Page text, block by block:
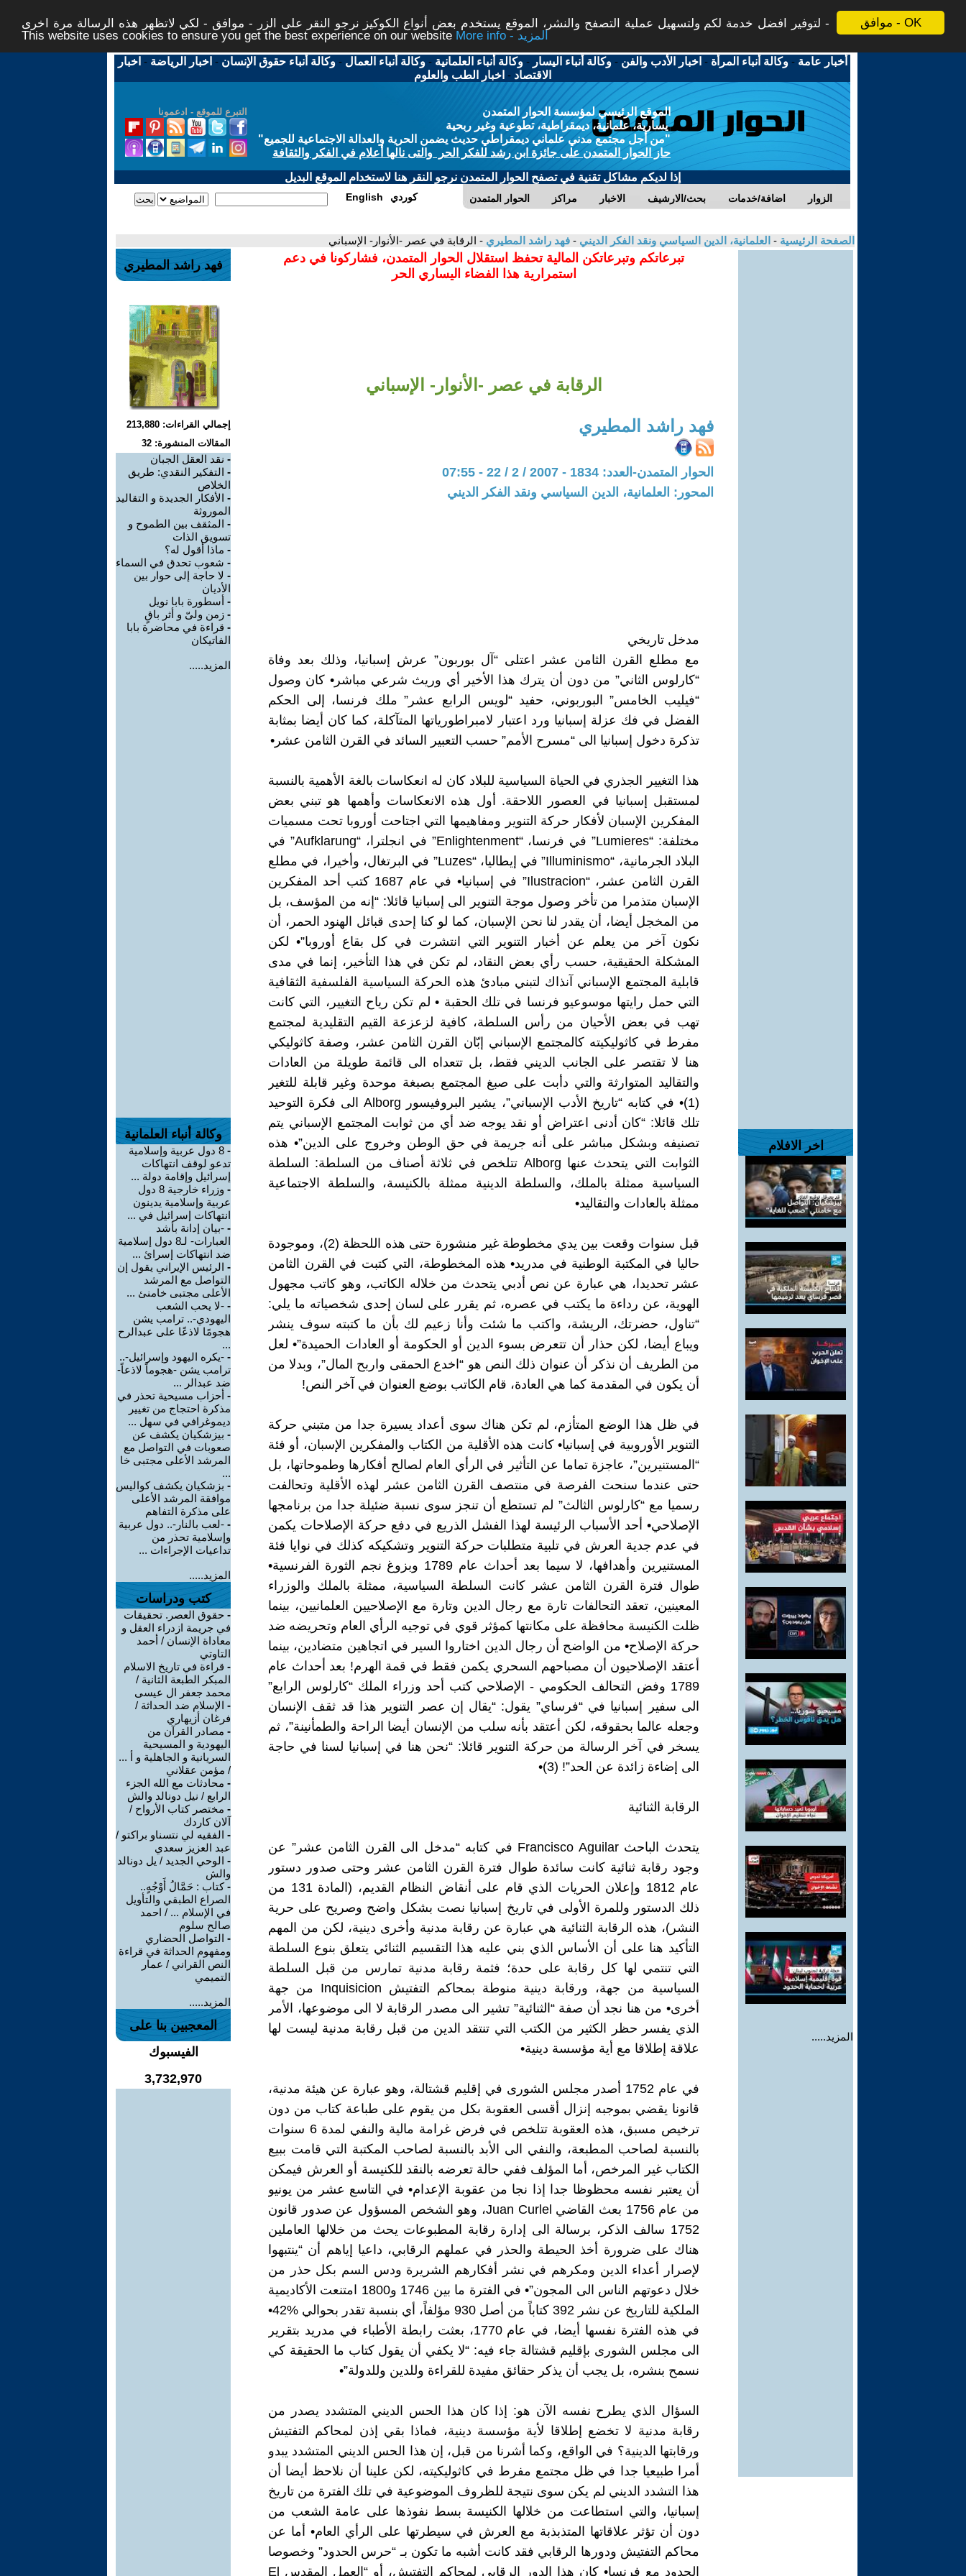
موافق - OK
لتوفير افضل خدمة لكم ولتسهيل عملية التصفح والنشر، الموقع يستخدم بعض أنواع الكوكيز نرجو النقر على الزر - موافق - لكي لاتظهر هذه الرسالة مرة اخرى -
This website uses cookies to ensure you get the best experience on our website
More info - المزيد
أخبار عامة -وكالة أنباء المرأة - اخبار الأدب والفن -وكالة أنباء اليسار -وكالة أنباء العلمانية -وكالة أنباء العمال -وكالة أنباء حقوق الإنسان - اخبار الرياضة - اخبار
الاقتصاد - اخبار الطب والعلوم
التبرع للموقع - ادعمونا
الموقع الرئيسي لمؤسسة الحوار المتمدن
يسارية، علمانية، ديمقراطية، تطوعية وغير ربحية
"من أجل مجتمع مدني علماني ديمقراطي حديث يضمن الحرية والعدالة الاجتماعية للجميع"
حاز الحوار المتمدن على جائزة ابن رشد للفكر الحر والتى نالها أعلام في الفكر والثقافة
إذا لديكم مشاكل تقنية في تصفح الحوار المتمدن نرجو النقر هنا لاستخدام الموقع البديل
الحوار المتمدن مراكز الاخبار بحث/الارشيف اضافة/خدمات الزوار English كوردي
الصفحة الرئيسية - العلمانية، الدين السياسي ونقد الفكر الديني - فهد راشد المطيري - الرقابة في عصر -الأنوار- الإسباني
اخر الافلام
المزيد.....
تبرعاتكم وتبرعاتكن المالية تحفظ استقلال الحوار المتمدن، فشاركونا في دعم
استمرارية هذا الفضاء اليساري الحر
الرقابة في عصر -الأنوار- الإسباني
فهد راشد المطيري
الحوار المتمدن-العدد: 1834 - 2007 / 2 / 22 - 07:55
المحور: العلمانية، الدين السياسي ونقد الفكر الديني
مدخل تاريخي
مع مطلع القرن الثامن عشر اعتلى “آل بوربون” عرش إسبانيا، وذلك بعد وفاة
“كارلوس الثاني” من دون أن يترك هذا الأخير أي وريث شرعي مباشر• كان وصول
“فيليب الخامس” البوربوني، حفيد “لويس الرابع عشر” ملك فرنسا، إلى الحكم
الفضل في فك عزلة إسبانيا ورد اعتبار لامبراطورياتها المتآكلة، كما كان أيضا بمثابة
تذكرة دخول إسبانيا الى “مسرح الأمم” حسب التعبير السائد في القرن الثامن عشر•
هذا التغيير الجذري في الحياة السياسية للبلاد كان له انعكاسات بالغة الأهمية بالنسبة
لمستقبل إسبانيا في العصور اللاحقة. أول هذه الانعكاسات وأهمها هو تبني بعض
المفكرين الإسبان لأفكار حركة التنوير ومفاهيمها التي اجتاحت أوروبا تحت مسميات
مختلفة: “Lumieres” في فرنسا، “Enlightenment” في انجلترا، “Aufklarung” في
البلاد الجرمانية، “Illuminismo” في إيطاليا، “Luzes” في البرتغال، وأخيرا، في مطلع
القرن الثامن عشر، “Ilustracion” في إسبانيا• في عام 1687 كتب أحد المفكرين
الإسبان متذمرا من تأخر وصول موجة التنوير الى إسبانيا قائلا: “إنه من المؤسف، بل
من المخجل أيضا، أن يقدر لنا نحن الإسبان، كما لو كنا إحدى قبائل الهنود الحمر، أن
نكون آخر من يعلم عن أخبار التنوير التي انتشرت في كل بقاع أوروبا”• لكن
المشكلة الحقيقية، حسب رأي بعض النقاد، لم تكن في هذا التأخير، إنما في مدى
قابلية المجتمع الإسباني آنذاك لتبني مبادئ هذه الحركة السياسية الفلسفية الثقافية
التي حمل رايتها موسوعيو فرنسا في تلك الحقبة • لم تكن رياح التغيير، التي كانت
تهب في بعض الأحيان من رأس السلطة، كافية لزعزعة القيم التقليدية لمجتمع
مفرط في كاثوليكيته كالمجتمع الإسباني إبّان القرن الثامن عشر، وصفة كاثوليكي
هنا لا تقتصر على الجانب الديني فقط، بل تتعداه الى قائمة طويلة من العادات
والتقاليد المتوارثة والتي دأبت على صبغ المجتمع بصبغة موحدة وغير قابلة للتغير
(1)• في كتابه “تاريخ الأدب الإسباني”، يشير البروفيسور Alborg الى فكرة التوحيد
تلك قائلا: “كان أدنى اعتراض أو نقد يوجه ضد أي من ثوابت المجتمع الإسباني يتم
تصنيفه وبشكل مباشر على أنه جريمة في حق الوطن وخروج على الدين”• هذه
الثوابت التي يتحدث عنها Alborg تتلخص في ثلاثة أصناف من السلطة: السلطة
السياسية ممثلة بالملك، والسلطة الدينية ممثلة بالكنيسة، والسلطة الاجتماعية
ممثلة بالعادات والتقاليد•
قبل سنوات وقعت بين يدي مخطوطة غير منشورة حتى هذه اللحظة (2)، وموجودة
حاليا في المكتبة الوطنية في مدريد• هذه المخطوطة، التي كتبت في القرن الثامن
عشر تحديدا، هي عبارة عن نص أدبي يتحدث من خلاله الكاتب، وهو كاتب مجهول
الهوية، عن رداءة ما يكتب في عصره، ثم يقرر على لسان إحدى شخصياته ما يلي:
“تناول، حضرتك، الريشة، واكتب ما شئت وأنا زعيم لك بأن ما كتبته سوف ينشر
ويباع أيضا، لكن حذار أن تتعرض بسوء الدين أو الحكومة أو العادات الحميدة”• لعل
من الطريف أن نذكر أن عنوان ذلك النص هو “اخدع الحمقى واربح المال”، وبدلا من
أن يكون في المقدمة كما هي العادة، قام الكاتب بوضع العنوان في آخر النص!
في ظل هذا الوضع المتأزم، لم تكن هناك سوى أعداد يسيرة جدا من متبني حركة
التنوير الأوروبية في إسبانيا• كانت هذه الأقلية من الكتاب والمفكرين الإسبان، أو فئة
“المستنيرين”، عاجزة تماما عن التأثير في الرأي العام لصالح أفكارها وطموحاتها، بل
حتى عندما سنحت الفرصة في منتصف القرن الثامن عشر لهذه الأقلية وتحالفت
رسميا مع “كارلوس الثالث” لم تستطع أن تنجز سوى نسبة ضئيلة جدا من برنامجها
الإصلاحي• أحد الأسباب الرئيسة لهذا الفشل الذريع في دفع حركة الإصلاحات يكمن
في عدم جدية العرش في تلبية متطلبات حركة التنوير وتشكيكه كذلك في نوايا فئة
المستنيرين وأهدافها، لا سيما بعد أحداث عام 1789 وبزوغ نجم الثورة الفرنسية•
طوال فترة القرن الثامن عشر كانت السلطة السياسية، ممثلة بالملك والوزراء
المعينين، تعقد التحالفات تارة مع رجال الدين وتارة مع الإصلاحيين العلمانيين، بينما
ظلت الكنيسة محافظة على مكانتها كمؤثر قوي في توجيه الرأي العام وتحريضه ضد
حركة الإصلاح• من الواضح أن رجال الدين اختاروا السير في اتجاهين متضادين، بينما
أعتقد الإصلاحيون أن مصباحهم السحري يكمن فقط في قمة الهرم! بعد أحداث عام
1789 وفض التحالف الحكومي - الإصلاحي كتب أحد وزراء الملك “كارلوس الرابع”
الى سفير إسبانيا في “فرساي” يقول: “يقال إن عصر التنوير هذا قد ثقف الإنسان
وجعله عالما بحقوقه، لكن أعتقد بأنه سلب من الإنسان أيضا الراحة والطمأنينة”، ثم
يسخر في آخر الرسالة من حركة التنوير قائلا: “نحن هنا في إسبانيا لسنا في حاجة
الى إضاءة زائدة عن الحد”! (3)•
الرقابة الثنائية
يتحدث الباحث Francisco Aguilar في كتابه “مدخل الى القرن الثامن عشر” عن
وجود رقابة ثنائية كانت سائدة طوال فترة القرن الثامن عشر وحتى صدور دستور
عام 1812 وإعلان الحريات الذي قام على أنقاض النظام القديم، (المادة 131 من
ذلك الدستور وللمرة الأولى في تاريخ إسبانيا نصت بشكل واضح وصريح على حرية
النشر)، هذه الرقابة الثنائية هي عبارة عن رقابة مدنية وأخرى دينية، لكن من المهم
التأكيد هنا على أن الأساس الذي بني عليه هذا التقسيم الثنائي يتعلق بنوع السلطة
التي تنتمي لها كل رقابة على حدة؛ فثمة رقابة مدنية تمارس من قبل السلطة
السياسية من جهة، ورقابة دينية منوطة بمحاكم التفتيش Inquisicion من جهة
أخرى• من هنا نجد أن صفة “الثنائية” تشير الى مصدر الرقابة لا الى موضوعها، الأمر
الذي يفسر حظر الكثير من الكتب التي تنتقد الدين من قبل رقابة مدنية ليست لها
علاقة إطلاقا مع أية مؤسسة دينية•
في عام 1752 أصدر مجلس الشورى في إقليم قشتالة، وهو عبارة عن هيئة مدنية،
قانونا يقضي بموجبه إنزال أقسى العقوبة بكل من يقوم على طباعة كتاب من دون
ترخيص مسبق، هذه العقوبة تتلخص في فرض غرامة مالية والنفي لمدة 6 سنوات
بالنسبة لصاحب المطبعة، والنفي الى الأبد بالنسبة لصاحب المكتبة التي قامت ببيع
الكتاب غير المرخص، أما المؤلف ففي حالة تعرضه بالنقد للكنيسة أو العرش فيمكن
أن يعتبر نفسه محظوظا جدا إذا نجا من عقوبة الإعدام• في التاسع عشر من يونيو
من عام 1756 بعث القاضي Juan Curlel، وهو الشخص المسؤول عن صدور قانون
1752 سالف الذكر، برسالة الى إدارة رقابة المطبوعات يحث من خلالها العاملين
هناك على ضرورة أخذ الحيطة والحذر في عملهم الرقابي، داعيا إياهم أن “ينتبهوا
لإصرار أعداء الدين ومكرهم في نشر أفكارهم الشريرة ودس السم بكل حذر من
خلال دعوتهم الناس الى المجون”• في الفترة ما بين 1746 و1800 امتنعت الأكاديمية
الملكية للتاريخ عن نشر 392 كتاباً من أصل 930 مؤلفاً، أي بنسبة تقدر بحوالي %42•
في هذه الفترة نفسها أيضا، في عام 1770، بعثت رابطة الأطباء في مدريد بتقرير
الى مجلس الشورى بإقليم قشتالة جاء فيه: “لا يكفي أن يقول كتاب ما الحقيقة كي
نسمح بنشره، بل يجب أن يذكر حقائق مفيدة للقراءة وللدين وللدولة”•
السؤال الذي يطرح نفسه الآن هو: إذا كان هذا الحس الديني المتشدد يصدر من
رقابة مدنية لا تخضع إطلاقا لأية مؤسسة دينية، فماذا بقي إذن لمحاكم التفتيش
ورقابتها الدينية؟ في الواقع، وكما أشرنا من قبل، إن هذا الحس الديني المتشدد يبدو
أمرا طبيعيا جدا في ظل مجتمع مفرط في كاثوليكيته، لكن علينا أن نلاحظ أيضا أن
هذا التشدد الديني لم يكن سوى نتيجة للظروف الموضوعية في تلك الفترة من تاريخ
إسبانيا، والتي استطاعت من خلالها الكنيسة بسط نفوذها على عامة الشعب من
دون أن تؤثر علاقاتها المتذبذبة مع العرش في سيطرتها على الرأي العام• أما عن
محاكم التفتيش ودورها الرقابي فقد كانت أشبه ما تكون بـ “حرس الحدود” وخصوصا
الحدود مع فرنسا• كان هذا الدور الرقابي لمحاكم التفتيش، أو “العمل المقدس El
فهد راشد المطيري
إجمالي القراءات: 213,880
المقالات المنشورة: 32
- نقد العقل الجبان
- التفكير النقدي: طريق
الخلاص
- الأفكار الجديدة و التقاليد
الموروثة
- المثقف بين الطموح و
تسويق الذات
- ماذا أقول له؟
- شعوب تحدق في السماء
- لا حاجة إلى حوار بين
الأديان
- أسطورة بابا نويل
- زمن ولىّ و أثر باقٍ
- قراءة في محاضرة بابا
الفاتيكان
المزيد.....
وكالة أنباء العلمانية
-
8 دول عربية وإسلامية
تدعو لوقف انتهاكات
إسرائيل وإقامة دولة ...
-
وزراء خارجية 8 دول
عربية وإسلامية يدينون
انتهاكات إسرائيل في ...
- -بيان إدانة بأشد
العبارات- لـ8 دول إسلامية
ضد انتهاكات إسرائ ...
- الرئيس الإيراني يقول إن
التواصل مع المرشد
الأعلى مجتبى خامنئ ...
- -لا يحب الشعب
اليهودي-.. ترامب يشن
هجومًا لاذعًا على عبدالرح
...
- -يكره اليهود وإسرائيل-..
ترامب يشن -هجوماً لاذعاً-
ضد عبدالر ...
- أحزاب مسيحية تحذر في
مذكرة احتجاج من تغيير
ديموغرافي في سهل ...
- بيزشكيان يكشف عن
صعوبات في التواصل مع
المرشد الأعلى مجتبى خا
...
- بزشكيان يكشف كواليس
موافقة المرشد الأعلى
على مذكرة التفاهم
- -لعب بالنار-.. دول عربية
وإسلامية تحذر من
تداعيات الإجراءات ...
المزيد.....
كتب ودراسات
- حقوق العصر. تحقيقات
في جريمة ازدراء العقل و
معاداة الإنسان / أحمد
التاوتي
- قراءة في تاريخ الاسلام
المبكر الطبعة الثانية /
محمد جعفر ال عيسى
- الإسلام ضد الحداثة /
فرغان أزيهاري
- مصادر القرآن من
اليهودية و المسيحية
السريانية و الجاهلية و أ ...
/ مؤمن عقلاني
- محادثات مع الله الجزء
الرابع / نيل دونالد والش
- مختصر كتاب الأرواح /
آلان كاردك
- الفقيه لي نتسناو براكتو /
عبد العزيز سعدي
- الوحي الجديد / يل دونالد
والش
-كتاب : حَمَّالُ أَوْجُهٍ..
الصراع الطبقي والتأويل
في الإسلام ... / احمد
صالح سلوم
- التواصل الحضاري
ومفهوم الحداثة في قراءة
النص القراني / عمار
التميمي
المزيد.....
المعجبين بنا على
الفيسبوك
3,732,970